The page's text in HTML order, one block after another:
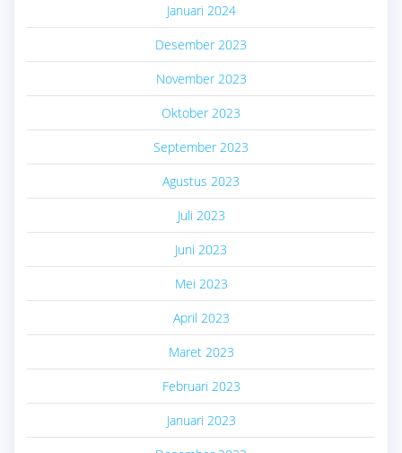
Januari 2024
Desember 2023
November 2023
Oktober 2023
September 2023
Agustus 2023
Juli 2023
Juni 2023
Mei 2023
April 2023
Maret 2023
Februari 2023
Januari 2023